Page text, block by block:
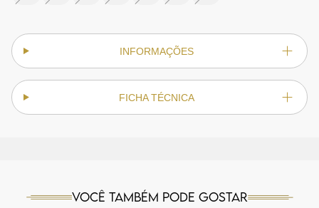
INFORMAÇÕES
FICHA TÉCNICA
Você também pode gostar